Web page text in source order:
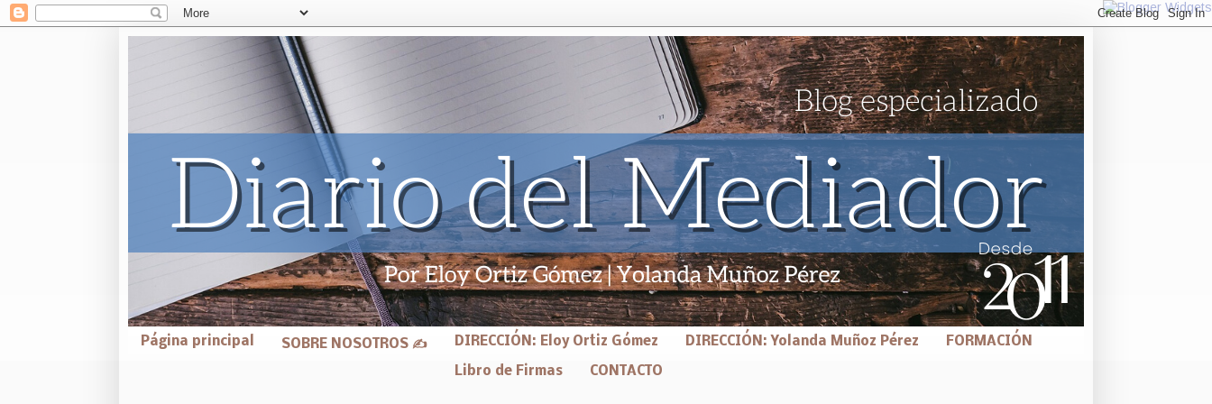
Página principal SOBRE NOSOTROS ✍ DIRECCIÓN: Eloy Ortiz Gómez DIRECCIÓN: Yolanda Muñoz Pérez FORMACIÓN
Libro de Firmas CONTACTO